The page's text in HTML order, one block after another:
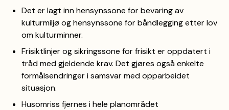
Det er lagt inn hensynssone for bevaring av
kulturmiljø og hensynssone for båndlegging etter lov
om kulturminner.
Frisiktlinjer og sikringssone for frisikt er oppdatert i
tråd med gjeldende krav. Det gjøres også enkelte
formålsendringer i samsvar med opparbeidet
situasjon.
Husomriss fjernes i hele planområdet